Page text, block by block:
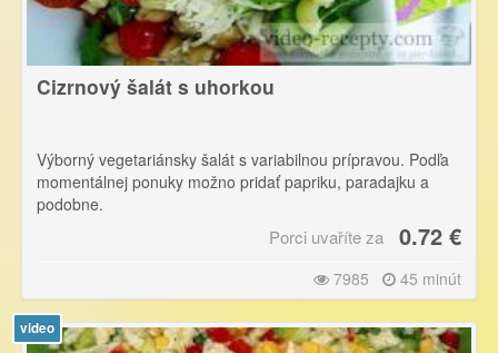
Cizrnový šalát s uhorkou
Výborný vegetariánsky šalát s variabilnou prípravou. Podľa
momentálnej ponuky možno pridať papriku, paradajku a
podobne.
Porci uvaříte za 0.72 €
7985 45 minút
video